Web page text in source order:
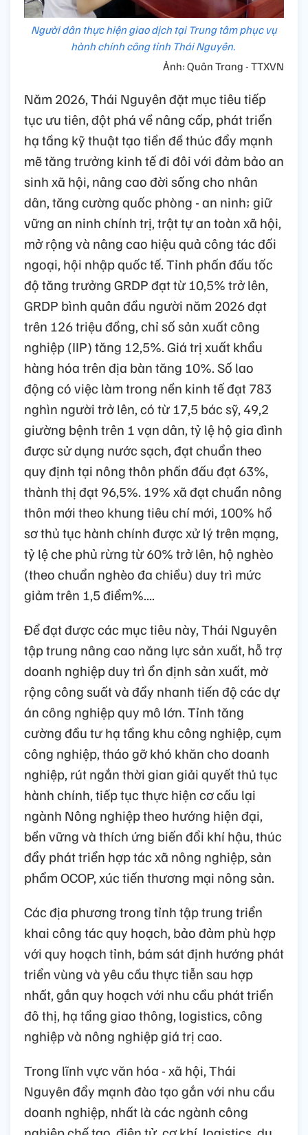
Người dân thực hiện giao dịch tại Trung tâm phục vụ
hành chính công tỉnh Thái Nguyên.
Ảnh: Quân Trang - TTXVN
Năm 2026, Thái Nguyên đặt mục tiêu tiếp
tục ưu tiên, đột phá về nâng cấp, phát triển
hạ tầng kỹ thuật tạo tiền đề thúc đẩy mạnh
mẽ tăng trưởng kinh tế đi đôi với đảm bảo an
sinh xã hội, nâng cao đời sống cho nhân
dân, tăng cường quốc phòng - an ninh; giữ
vững an ninh chính trị, trật tự an toàn xã hội,
mở rộng và nâng cao hiệu quả công tác đối
ngoại, hội nhập quốc tế. Tỉnh phấn đấu tốc
độ tăng trưởng GRDP đạt từ 10,5% trở lên,
GRDP bình quân đầu người năm 2026 đạt
trên 126 triệu đồng, chỉ số sản xuất công
nghiệp (IIP) tăng 12,5%. Giá trị xuất khẩu
hàng hóa trên địa bàn tăng 10%. Số lao
động có việc làm trong nền kinh tế đạt 783
nghìn người trở lên, có từ 17,5 bác sỹ, 49,2
giường bệnh trên 1 vạn dân, tỷ lệ hộ gia đình
được sử dụng nước sạch, đạt chuẩn theo
quy định tại nông thôn phấn đấu đạt 63%,
thành thị đạt 96,5%. 19% xã đạt chuẩn nông
thôn mới theo khung tiêu chí mới, 100% hồ
sơ thủ tục hành chính được xử lý trên mạng,
tỷ lệ che phủ rừng từ 60% trở lên, hộ nghèo
(theo chuẩn nghèo đa chiều) duy trì mức
giảm trên 1,5 điểm%....
Để đạt được các mục tiêu này, Thái Nguyên
tập trung nâng cao năng lực sản xuất, hỗ trợ
doanh nghiệp duy trì ổn định sản xuất, mở
rộng công suất và đẩy nhanh tiến độ các dự
án công nghiệp quy mô lớn. Tỉnh tăng
cường đầu tư hạ tầng khu công nghiệp, cụm
công nghiệp, tháo gỡ khó khăn cho doanh
nghiệp, rút ngắn thời gian giải quyết thủ tục
hành chính, tiếp tục thực hiện cơ cấu lại
ngành Nông nghiệp theo hướng hiện đại,
bền vững và thích ứng biến đổi khí hậu, thúc
đẩy phát triển hợp tác xã nông nghiệp, sản
phẩm OCOP, xúc tiến thương mại nông sản.
Các địa phương trong tỉnh tập trung triển
khai công tác quy hoạch, bảo đảm phù hợp
với quy hoạch tỉnh, bám sát định hướng phát
triển vùng và yêu cầu thực tiễn sau hợp
nhất, gắn quy hoạch với nhu cầu phát triển
đô thị, hạ tầng giao thông, logistics, công
nghiệp và nông nghiệp giá trị cao.
Trong lĩnh vực văn hóa - xã hội, Thái
Nguyên đẩy mạnh đào tạo gắn với nhu cầu
doanh nghiệp, nhất là các ngành công